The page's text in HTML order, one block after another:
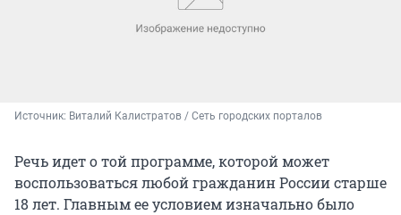
Источник: Виталий Калистратов / Сеть городских порталов
Речь идет о той программе, которой может
воспользоваться любой гражданин России старше
18 лет. Главным ее условием изначально было